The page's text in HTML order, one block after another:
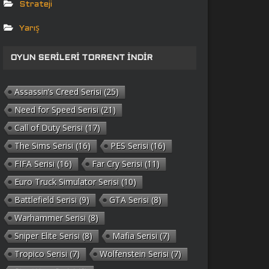
Strateji
Yarış
OYUN SERILERI TORRENT İNDIR
Assassin’s Creed Serisi (25)
Need for Speed Serisi (21)
Call of Duty Serisi (17)
The Sims Serisi (16) PES Serisi (16)
FIFA Serisi (16) Far Cry Serisi (11)
Euro Truck Simulator Serisi (10)
Battlefield Serisi (9) GTA Serisi (8)
Warhammer Serisi (8)
Sniper Elite Serisi (8) Mafia Serisi (7)
Tropico Serisi (7) Wolfenstein Serisi (7)